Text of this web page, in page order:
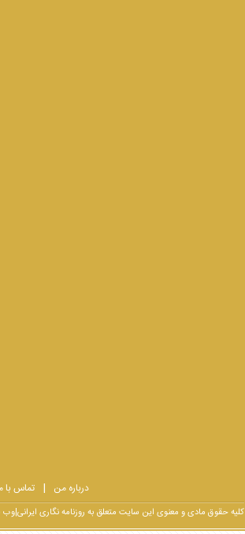
درباره من تماس با
کلیه حقوق مادی و معنوی این سایت متعلق به روزنامه نگاری